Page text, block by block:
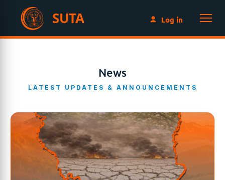
SUTA Log in
News
LATEST UPDATES & ANNOUNCEMENTS